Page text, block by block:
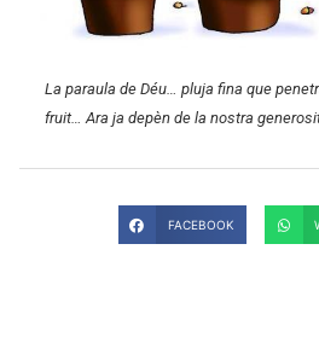
La paraula de Déu… pluja fina que
fruit… Ara ja depèn de la nostra
FACEBOOK